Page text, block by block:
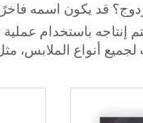
قد يكون اسمه
إنتاجه باستخدام
أنواع الملابس،